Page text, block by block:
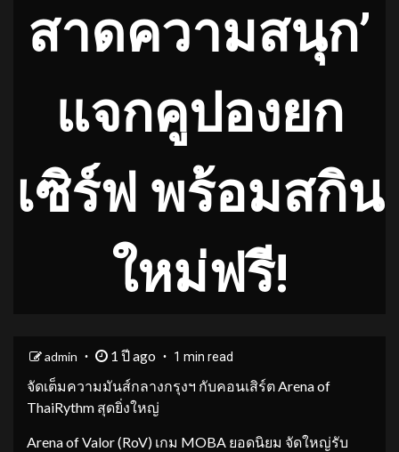
สาดความสนุก’
แจกคูปองยก
เซิร์ฟ พร้อมสกิน
ใหม่ฟรี!
admin 1 ปี ago 1 min read
จัดเต็มความมันส์กลางกรุงฯ กับคอนเสิร์ต Arena of
ThaiRythm สุดยิ่งใหญ่
Arena of Valor (RoV) เกม MOBA ยอดนิยม จัดใหญ่รับ